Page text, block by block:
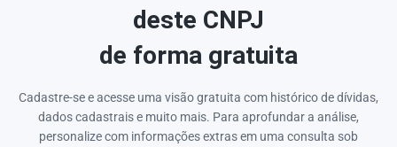
deste CNPJ
de forma gratuita
Cadastre-se e acesse uma visão gratuita com histórico de dívidas,
dados cadastrais e muito mais. Para aprofundar a análise,
personalize com informações extras em uma consulta sob